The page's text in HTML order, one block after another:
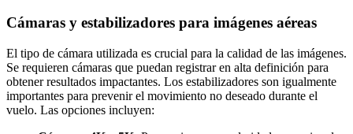
Cámaras y estabilizadores para imágenes aéreas
El tipo de cámara utilizada es crucial para la calidad de las imágenes.
Se requieren cámaras que puedan registrar en alta definición para
obtener resultados impactantes. Los estabilizadores son igualmente
importantes para prevenir el movimiento no deseado durante el
vuelo. Las opciones incluyen: